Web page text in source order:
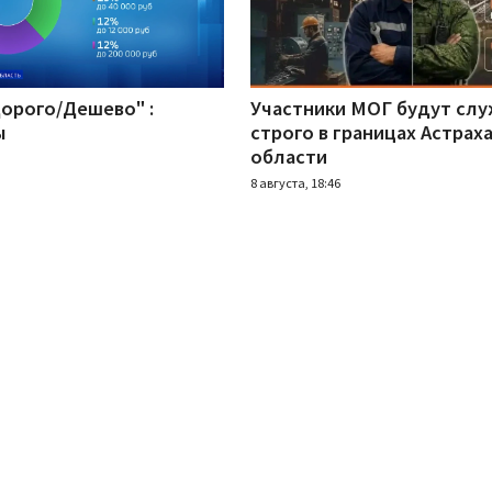
Дешево" :
Участники МОГ будут
строго в границах
области
8 августа, 18:46